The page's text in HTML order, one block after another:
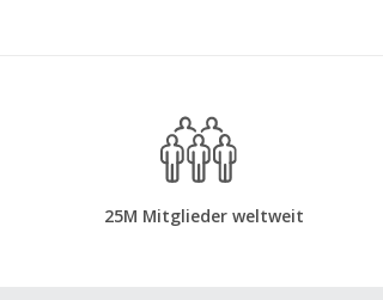
25M Mitglieder weltweit